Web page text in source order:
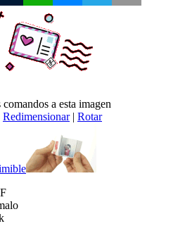
a esta imagen
Redimensionar| Rotar